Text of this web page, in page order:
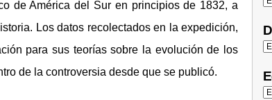
de América del Sur en principios de 1832, a
Los datos recolectados en la expedición,
para sus teorías sobre la evolución de los
de la controversia desde que se publicó.